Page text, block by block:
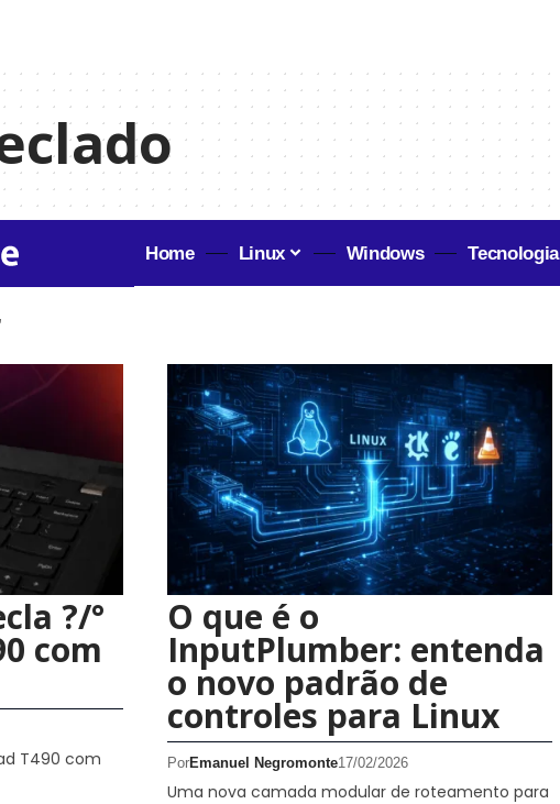
Home Linux Windows Tecnologia
?/°
com
T490 com
O que é o
InputPlumber: entenda
o novo padrão de
controles para Linux
PorEmanuel Negromonte17/02/2026
Uma nova camada modular de roteamento para